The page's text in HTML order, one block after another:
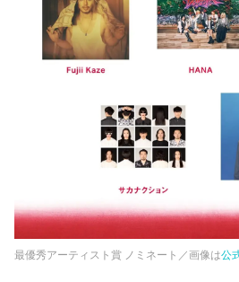
最優秀アーティスト賞 ノミネート／画像は公